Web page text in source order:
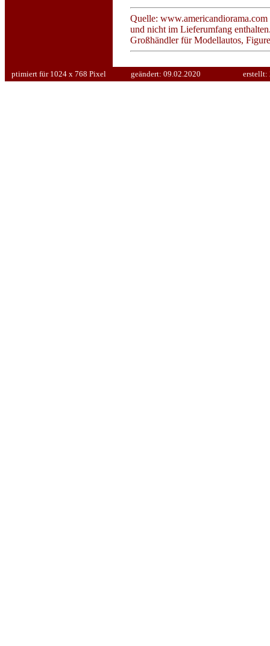
Quelle:
und nicht im Lieferumfang
Großhändler für Modellautos,
ptimiert für 1024 x 768 Pixel geändert: 09.02.2020 erstellt: